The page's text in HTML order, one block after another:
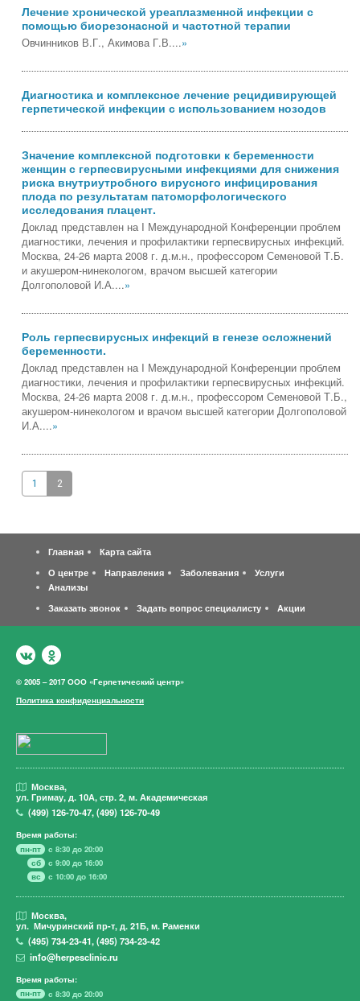
Лечение хронической уреаплазменной инфекции с
помощью биорезонасной и частотной терапии
Овчинников В.Г., Акимова Г.В....»
Диагностика и комплексное лечение рецидивирующей
герпетической инфекции с использованием нозодов
Значение комплексной подготовки к беременности
женщин с герпесвирусными инфекциями для снижения
риска внутриутробного вирусного инфицирования
плода по результатам патоморфологического
исследования плацент.
Доклад представлен на I Международной Конференции проблем
диагностики, лечения и профилактики герпесвирусных инфекций.
Москва, 24-26 марта 2008 г. д.м.н., профессором Семеновой Т.Б.
и акушером-нинекологом, врачом высшей категории
Долгополовой И.А....»
Роль герпесвирусных инфекций в генезе осложнений
беременности.
Доклад представлен на I Международной Конференции проблем
диагностики, лечения и профилактики герпесвирусных инфекций.
Москва, 24-26 марта 2008 г. д.м.н., профессором Семеновой Т.Б.,
акушером-нинекологом и врачом высшей категории Долгополовой
И.А....»
1 2
Главная
Карта сайта
О центре
Направления Заболевания
Услуги
Анализы
Заказать звонок
Задать вопрос специалисту Акции
© 2005 – 2017 ООО «Герпетический центр»
Политика конфиденциальности
Москва,
ул. Гримау, д. 10А, стр. 2, м. Академическая
(499)126-70-47,(499)126-70-49
Время работы:
пн-пт
с 8:30 до 20:00
сб
с 9:00 до 16:00
вс
с 10:00 до 16:00
Москва,
ул. Мичуринский пр-т, д. 21Б, м. Раменки
(495)734-23-41,(495)734-23-42
info@herpesclinic.ru
Время работы:
пн-пт
с 8:30 до 20:00